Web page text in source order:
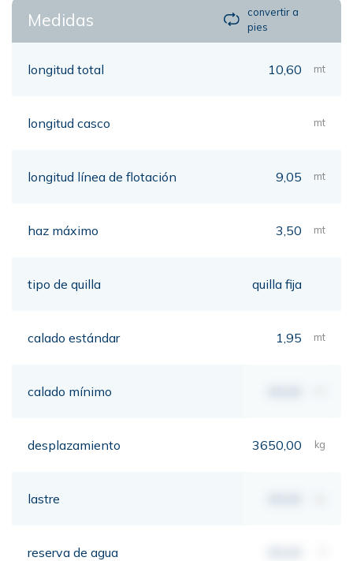
Medidas
convertir a
pies
longitud total 10,60 mt
longitud casco mt
longitud línea de flotación 9,05 mt
haz máximo 3,50 mt
tipo de quilla quilla fija
calado estándar 1,95 mt
calado mínimo
desplazamiento 3650,00 kg
lastre
reserva de agua